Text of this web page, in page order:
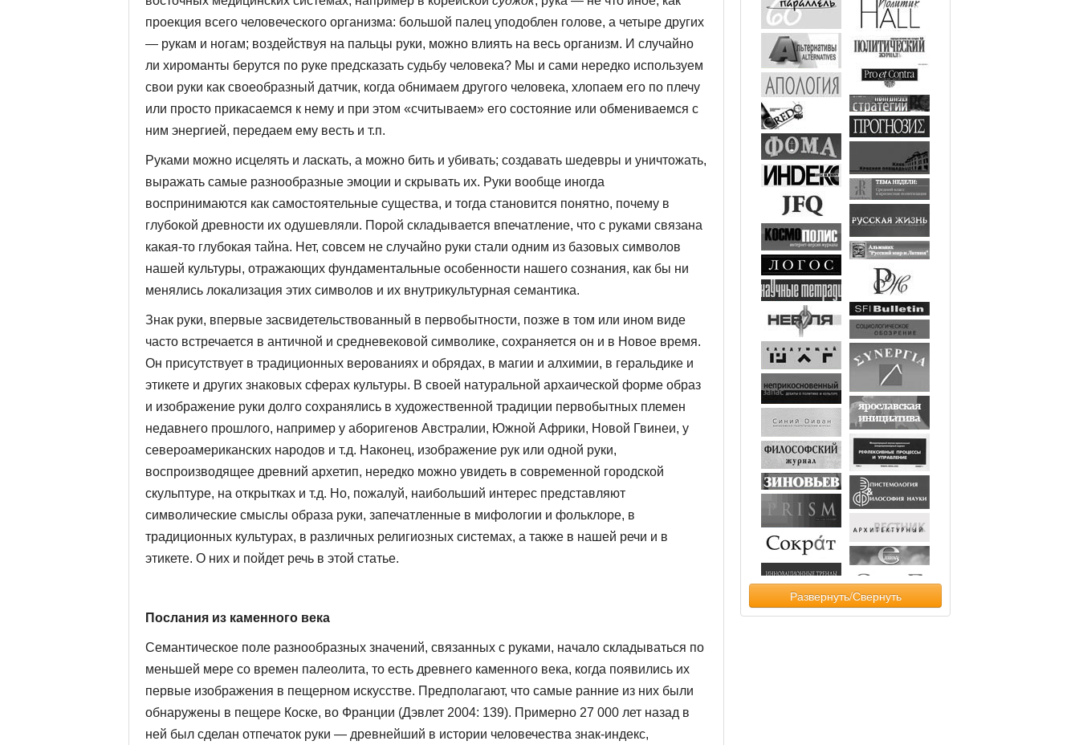
проекция всего человеческого организма: большой па­лец уподоблен голове, а четыре других
— рукам и ногам; воздействуя на пальцы руки, можно влиять на весь организм. И случайно
ли хи­романты берутся по руке предсказать судьбу человека? Мы и сами не­редко используем
свои руки как своеобразный датчик, когда обнима­ем другого человека, хлопаем его по плечу
или просто прикасаемся к нему и при этом «считываем» его состояние или обмениваемся с
ним энергией, передаем ему весть и т.п.
Руками можно исцелять и ласкать, а можно бить и убивать; созда­вать шедевры и уничтожать,
выражать самые разнообразные эмоции и скрывать их. Руки вообще иногда
воспринимаются как самостоятель­ные существа, и тогда становится понятно, почему в
глубокой древности их одушевляли. Порой складывается впечатление, что с руками связа­на
какая-то глубокая тайна. Нет, совсем не случайно руки стали одним из базовых символов
нашей культуры, отражающих фундаментальные особенности нашего сознания, как бы ни
менялись локализация этих символов и их внутрикультурная семантика.
Знак руки, впервые засвидетельствованный в первобытности, позже в том или ином виде
часто встречается в античной и средневековой сим­волике, сохраняется он и в Новое время.
Он присутствует в традицион­ных верованиях и обрядах, в магии и алхимии, в геральдике и
этикете и других знаковых сферах культуры. В своей натуральной архаической форме образ
и изображение руки долго сохранялись в художествен­ной традиции первобытных племен
недавнего прошлого, например у аборигенов Австралии, Южной Африки, Новой Гвинеи, у
североамериканских народов и т.д. Наконец, изображение рук или одной руки,
воспроизводящее древний архетип, нередко можно увидеть в совре­менной городской
скульптуре, на открытках и т.д. Но, пожалуй, наи­больший интерес представляют
символические смыслы образа руки, запечатленные в мифологии и фольклоре, в
традиционных культурах, в различных религиозных системах, а также в нашей речи и в
этикете. О них и пойдет речь в этой статье.
Послания из каменного века
Семантическое поле разнообразных значений, связанных с руками, начало складываться по
меньшей мере со времен палеолита, то есть древнего каменного века, когда появились их
первые изображения в пещерном искусстве. Предполагают, что самые ранние из них были
обнаружены в пещере Коске, во Франции (Дэвлет 2004: 139). Пример­но 27 000 лет назад в
ней был сделан отпечаток руки — древнейший в истории человечества знак-индекс,
Развернуть/Свернуть